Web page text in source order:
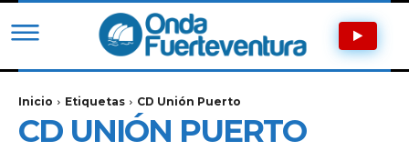
Inicio Etiquetas CD Unión Puerto
CD UNIÓN PUERTO